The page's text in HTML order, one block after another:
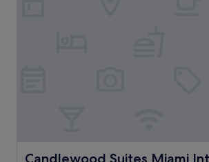
Candlewood Suites Miami
Candlewood Suites Miami Intl